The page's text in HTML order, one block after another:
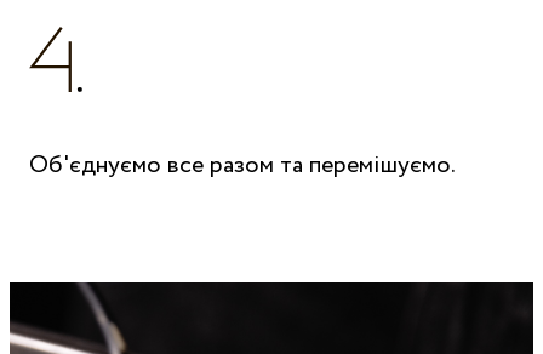
Об'єднуємо все разом та перемішуємо.